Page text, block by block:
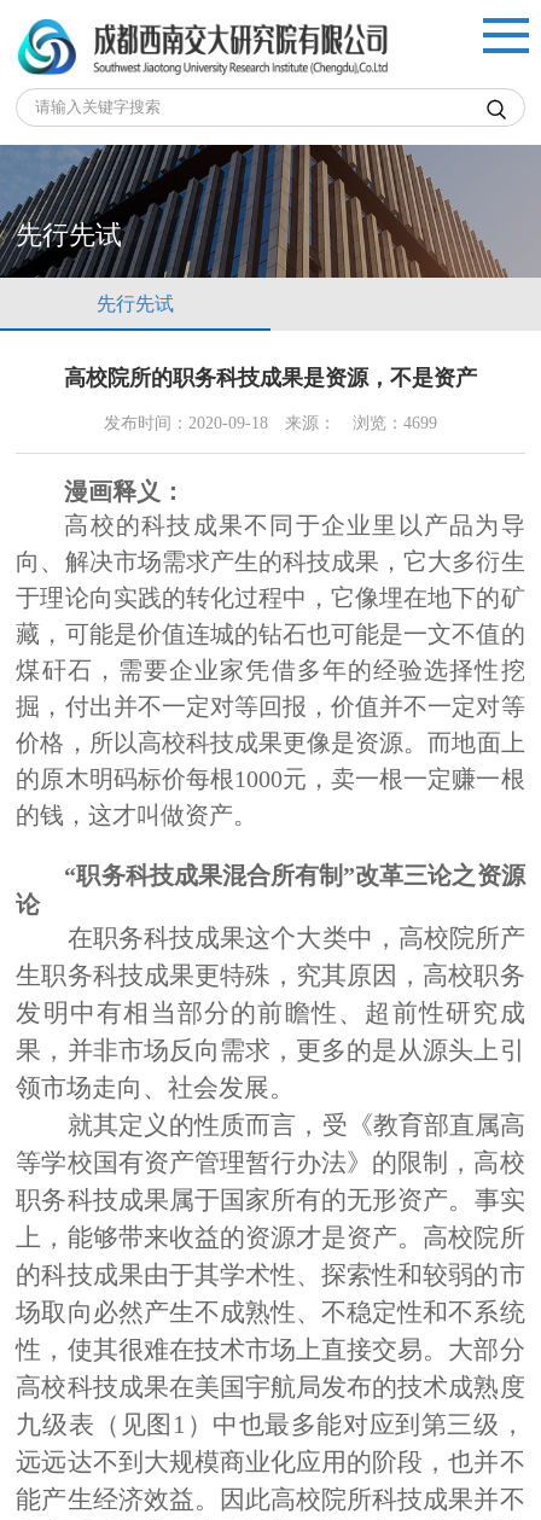

先行先试
先行先试
高校院所的职务科技成果是资源，不是资产
发布时间：2020-09-18 来源： 浏览：4699
漫画释义：
高校的科技成果不同于企业里以产品为导
向、解决市场需求产生的科技成果，它大多衍生
于理论向实践的转化过程中，它像埋在地下的矿
藏，可能是价值连城的钻石也可能是一文不值的
煤矸石，需要企业家凭借多年的经验选择性挖
掘，付出并不一定对等回报，价值并不一定对等
价格，所以高校科技成果更像是资源。而地面上
的原木明码标价每根1000元，卖一根一定赚一根
的钱，这才叫做资产。
“职务科技成果混合所有制”改革三论之资源
论
在职务科技成果这个大类中，高校院所产
生职务科技成果更特殊，究其原因，高校职务
发明中有相当部分的前瞻性、超前性研究成
果，并非市场反向需求，更多的是从源头上引
领市场走向、社会发展。
就其定义的性质而言，受《教育部直属高
等学校国有资产管理暂行办法》的限制，高校
职务科技成果属于国家所有的无形资产。 事实
上， 能够带来收益的资源才是资产。高校院所
的科技成果由于其学术性、探索性和较弱的市
场取向必然产生不成熟性、不稳定性和不系统
性，使其很难在技术市场上直接交易。大部分
高校科技成果在美国宇航局发布的技术成熟度
九级表（见图 1 ）中也最多能对应到第三级，
远远达不到大规模商业化应用的阶段，也并不
能产生经济效益。因此高校院所科技成果并不